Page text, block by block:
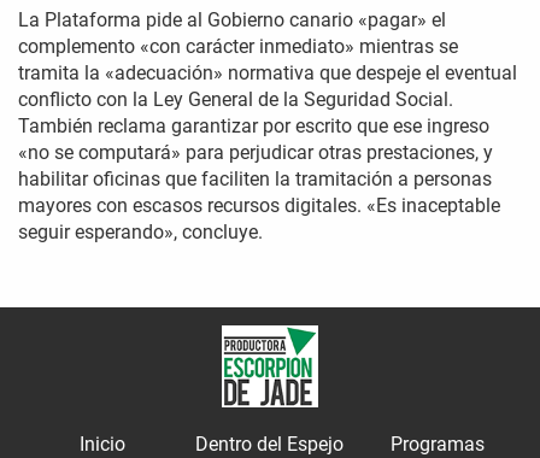
La Plataforma pide al Gobierno canario «pagar» el
complemento «con carácter inmediato» mientras se
tramita la «adecuación» normativa que despeje el eventual
conflicto con la Ley General de la Seguridad Social.
También reclama garantizar por escrito que ese ingreso
«no se computará» para perjudicar otras prestaciones, y
habilitar oficinas que faciliten la tramitación a personas
mayores con escasos recursos digitales. «Es inaceptable
seguir esperando», concluye.
Inicio Dentro del Espejo
Programas